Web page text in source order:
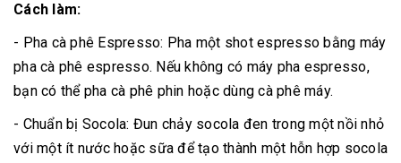
Cách làm:
- Pha cà phê Espresso: Pha một shot espresso bằng máy
pha cà phê espresso. Nếu không có máy pha espresso,
bạn có thể pha cà phê phin hoặc dùng cà phê máy.
- Chuẩn bị Socola: Đun chảy socola đen trong một nồi nhỏ
với một ít nước hoặc sữa để tạo thành một hỗn hợp socola